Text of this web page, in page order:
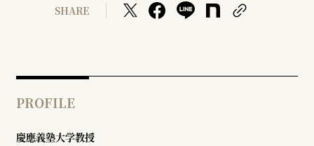
SHARE
PROFILE
慶應義塾大学教授